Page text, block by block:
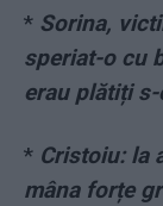
* Sorina,
speriat-o cu
erau plătiți
* Cristoiu: la
mâna forțe